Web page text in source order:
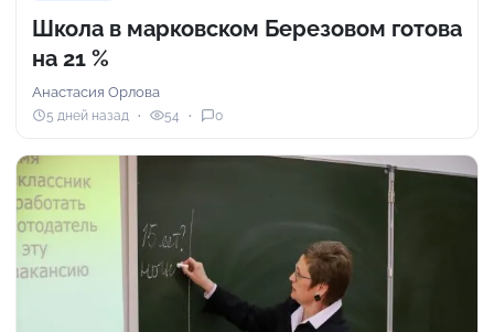
Школа в марковском Березовом готова
на 21 %
Анастасия Орлова
5 дней назад 54 0